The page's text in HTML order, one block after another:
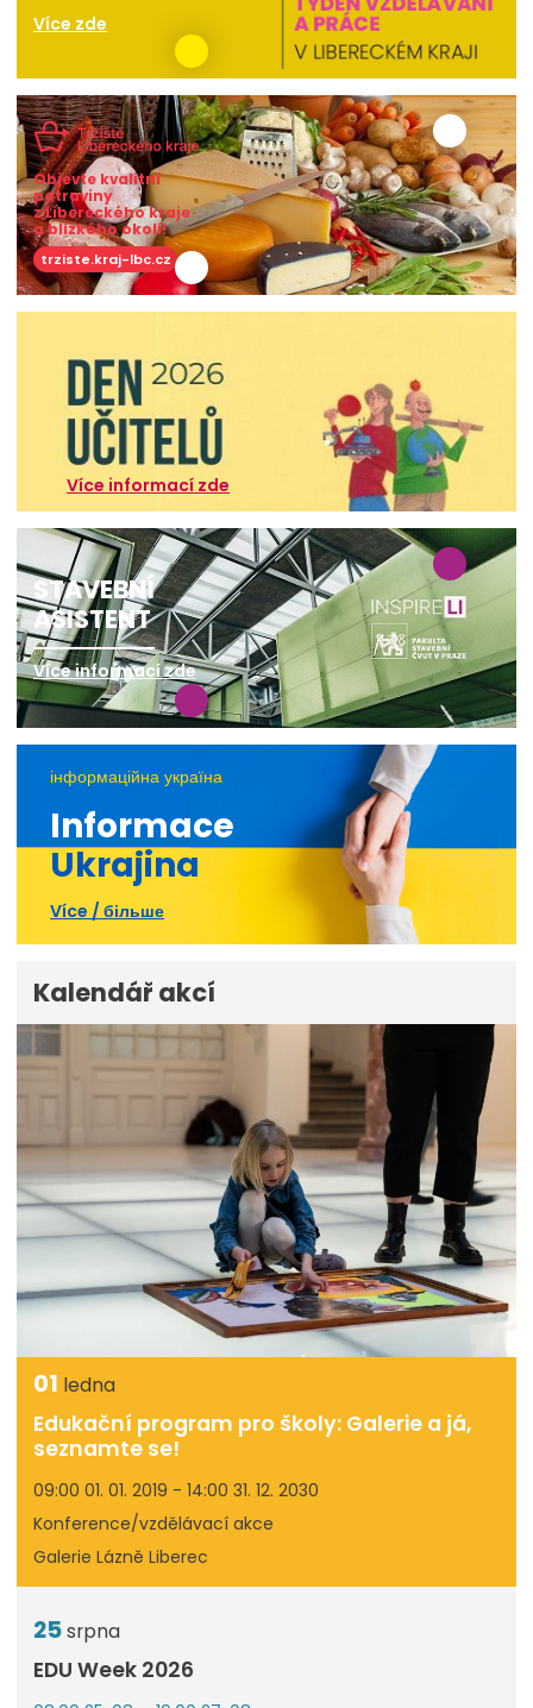
Více zde
Objevte kvalitní
potraviny
z Libereckého kraje
a blízkého okolí!
trziste.kraj-lbc.cz
Více informací zde
STAVEBNÍ
ASISTENT
Více informací zde
інформаційна україна
Informace
Ukrajina
Více / більше
Kalendář akcí
01 ledna
Edukační program pro školy: Galerie a já,
seznamte se!
09:00 01. 01. 2019 - 14:00 31. 12. 2030
Konference/vzdělávací akce
Galerie Lázně Liberec
25srpna
EDU Week 2026